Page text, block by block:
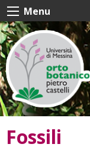
Skip
to
content
Menu
Fossili